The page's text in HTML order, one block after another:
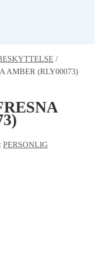
/
AMBER (RLY00073)
PERSONLIG